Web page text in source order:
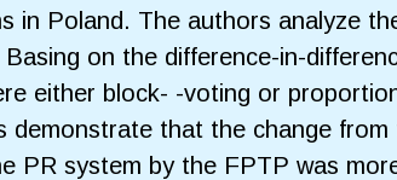
in Poland. The authors analyze
on the difference-in-
either block- -voting or
demonstrate that the change
PR system by the FPTP was